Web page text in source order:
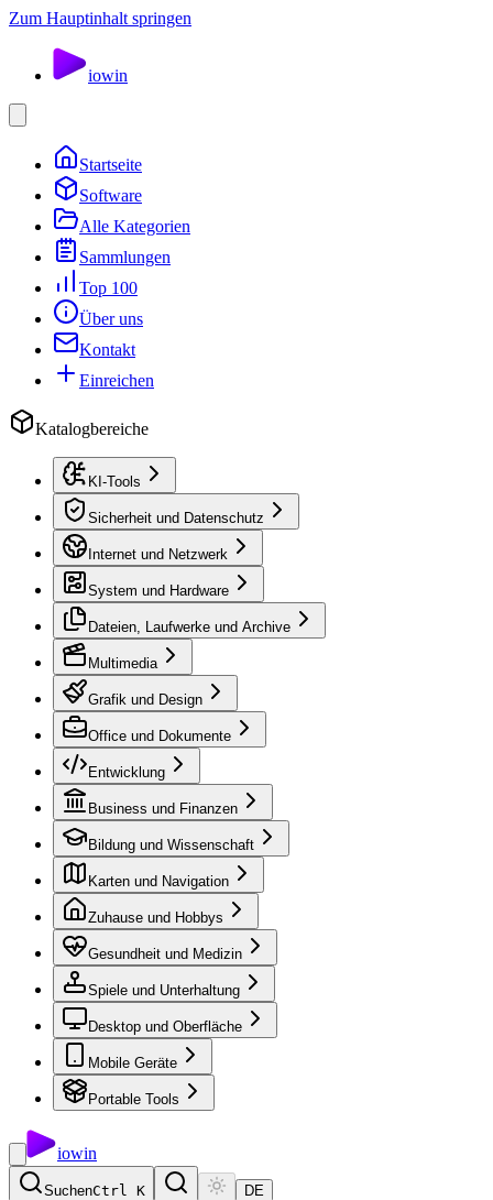
Zum Hauptinhalt springen
iowin
Startseite
Software
Alle Kategorien
Sammlungen
Top 100
Über uns
Kontakt
Einreichen
Katalogbereiche
KI-Tools
Sicherheit und Datenschutz
Internet und Netzwerk
System und Hardware
Dateien, Laufwerke und Archive
Multimedia
Grafik und Design
Office und Dokumente
Entwicklung
Business und Finanzen
Bildung und Wissenschaft
Karten und Navigation
Zuhause und Hobbys
Gesundheit und Medizin
Spiele und Unterhaltung
Desktop und Oberfläche
Mobile Geräte
Portable Tools
iowin
SuchenCtrl K DE